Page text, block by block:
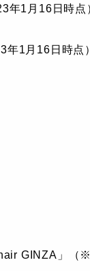
1月16日時点
1月16日時点）
GINZA」（